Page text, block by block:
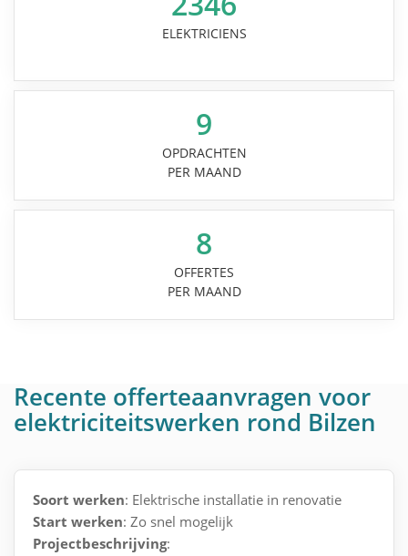
ELEKTRICIENS
9
OPDRACHTEN
PER MAAND
8
OFFERTES
PER MAAND
Recente offerteaanvragen voor
elektriciteitswerken rond Bilzen
Soort werken: Elektrische installatie in renovatie
Start werken: Zo snel mogelijk
Projectbeschrijving: